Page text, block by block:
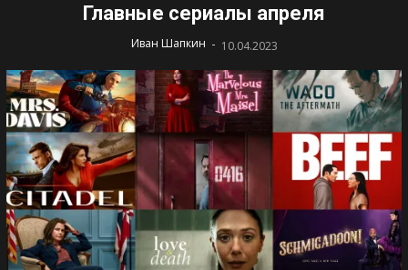
Главные сериалы апреля
Иван Шапкин - 10.04.2023